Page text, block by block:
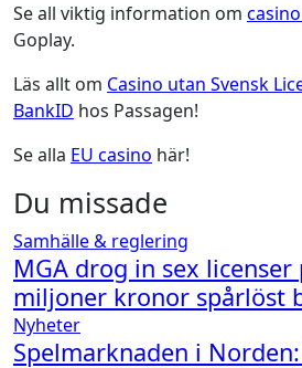
Se all viktig information om
Goplay.
Läs allt om Casino utan Svensk
BankID hos Passagen!
Se alla EU casino här!
Du missade
Samhälle & reglering
MGA drog in sex licenser
miljoner kronor spårlöst
Nyheter
Spelmarknaden i